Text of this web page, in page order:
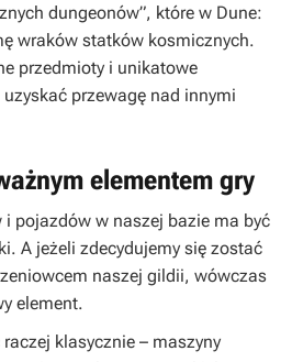
dungeonów”, które w Dune:
wraków statków kosmicznych.
przedmioty i unikatowe
przewagę nad innymi
elementem gry
pojazdów w naszej bazie ma być
A jeżeli zdecydujemy się zostać
naszej gildii, wówczas
element.
klasycznie – maszyny